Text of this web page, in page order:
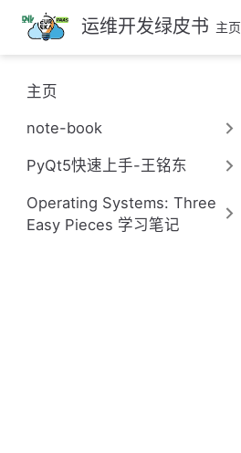
跳
至
主
要
內
运维开发绿皮书 主页
主页
note-book
PyQt5快速上手-王铭东
Operating Systems: Three
Easy Pieces 学习笔记